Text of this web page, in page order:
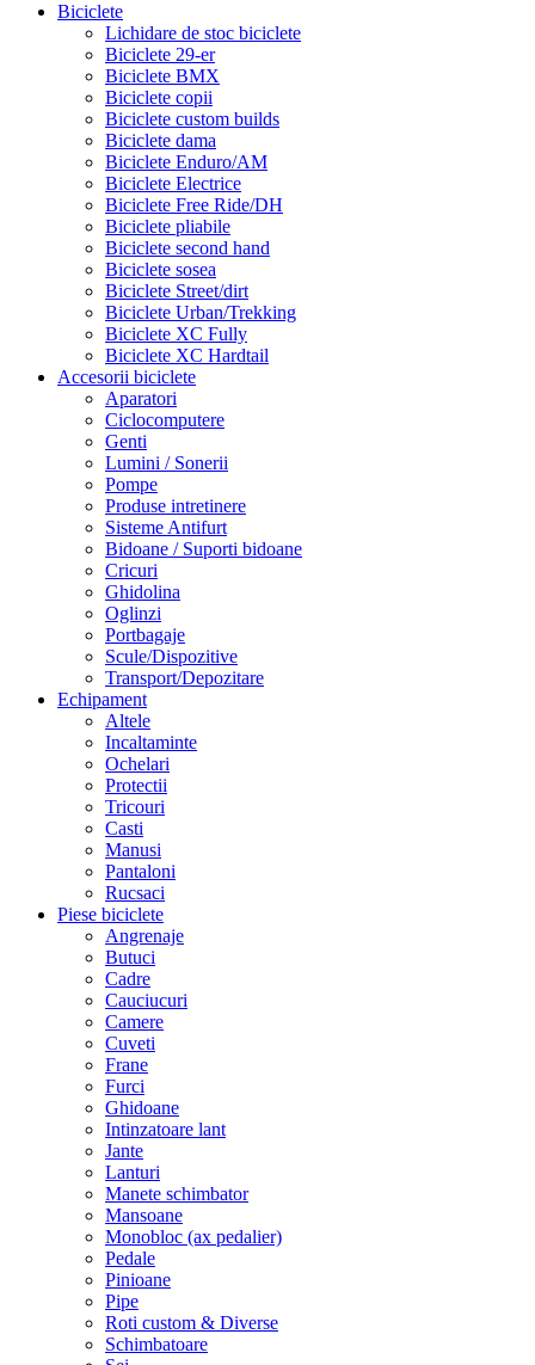
Biciclete
Lichidare de stoc biciclete
Biciclete 29-er
Biciclete BMX
Biciclete copii
Biciclete custom builds
Biciclete dama
Biciclete Enduro/AM
Biciclete Electrice
Biciclete Free Ride/DH
Biciclete pliabile
Biciclete second hand
Biciclete sosea
Biciclete Street/dirt
Biciclete Urban/Trekking
Biciclete XC Fully
Biciclete XC Hardtail
Accesorii biciclete
Aparatori
Ciclocomputere
Genti
Lumini / Sonerii
Pompe
Produse intretinere
Sisteme Antifurt
Bidoane / Suporti bidoane
Cricuri
Ghidolina
Oglinzi
Portbagaje
Scule/Dispozitive
Transport/Depozitare
Echipament
Altele
Incaltaminte
Ochelari
Protectii
Tricouri
Casti
Manusi
Pantaloni
Rucsaci
Piese biciclete
Angrenaje
Butuci
Cadre
Cauciucuri
Camere
Cuveti
Frane
Furci
Ghidoane
Intinzatoare lant
Jante
Lanturi
Manete schimbator
Mansoane
Monobloc (ax pedalier)
Pedale
Pinioane
Pipe
Roti custom & Diverse
Schimbatoare